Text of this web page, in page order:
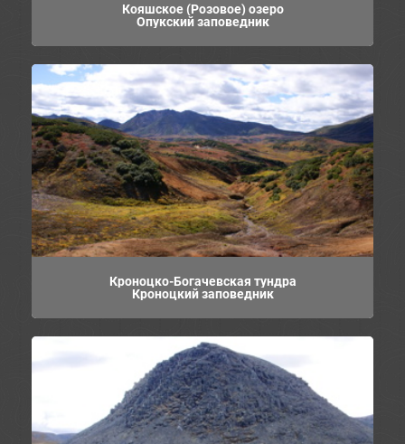
Кояшское (Розовое) озеро
Опукский заповедник
Кроноцко-Богачевская тундра
Кроноцкий заповедник